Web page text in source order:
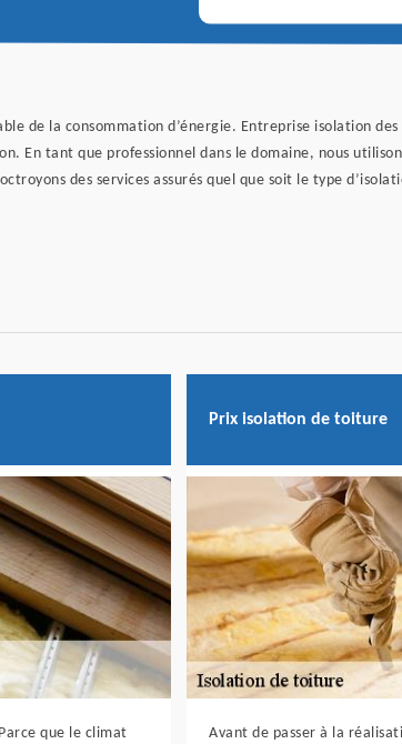
de la consommation d’énergie. Entreprise isolation des
En tant que professionnel dans le domaine, nous
des services assurés quel que soit le type
que le climat
Prix isolation de toiture
Avant de passer à la